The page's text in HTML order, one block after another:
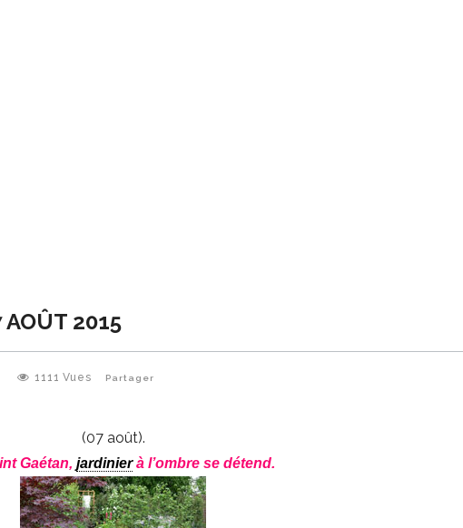
AOÛT 2015
1111 Vues Partager
(07 août).
Gaétan,jardinierà l’ombre se détend.